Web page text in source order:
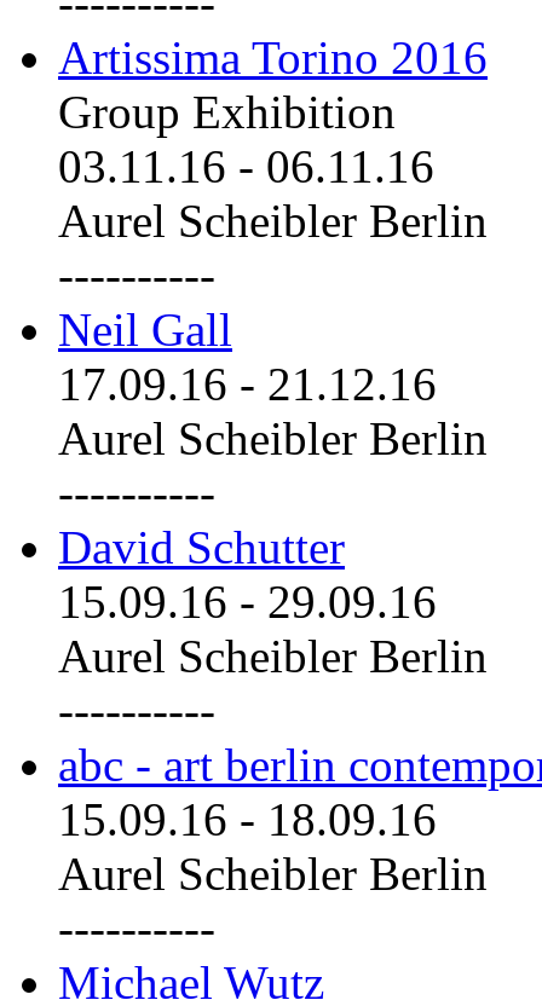
Artissima Torino 2016
Group Exhibition
03.11.16 - 06.11.16
Aurel Scheibler Berlin
----------
Neil Gall
17.09.16 - 21.12.16
Aurel Scheibler Berlin
----------
David Schutter
15.09.16 - 29.09.16
Aurel Scheibler Berlin
----------
abc - art berlin
15.09.16 - 18.09.16
Aurel Scheibler Berlin
----------
Michael Wutz